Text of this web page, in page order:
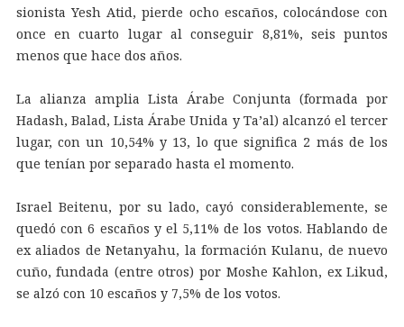
sionista Yesh Atid, pierde ocho escaños, colocándose con
once en cuarto lugar al conseguir 8,81%, seis puntos
menos que hace dos años.
La alianza amplia Lista Árabe Conjunta (formada por
Hadash, Balad, Lista Árabe Unida y Ta’al) alcanzó el tercer
lugar, con un 10,54% y 13, lo que significa 2 más de los
que tenían por separado hasta el momento.
Israel Beitenu, por su lado, cayó considerablemente, se
quedó con 6 escaños y el 5,11% de los votos. Hablando de
ex aliados de Netanyahu, la formación Kulanu, de nuevo
cuño, fundada (entre otros) por Moshe Kahlon, ex Likud,
se alzó con 10 escaños y 7,5% de los votos.